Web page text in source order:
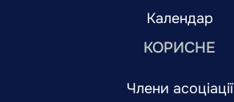
Календар
КОРИСНЕ
Члени асоціації